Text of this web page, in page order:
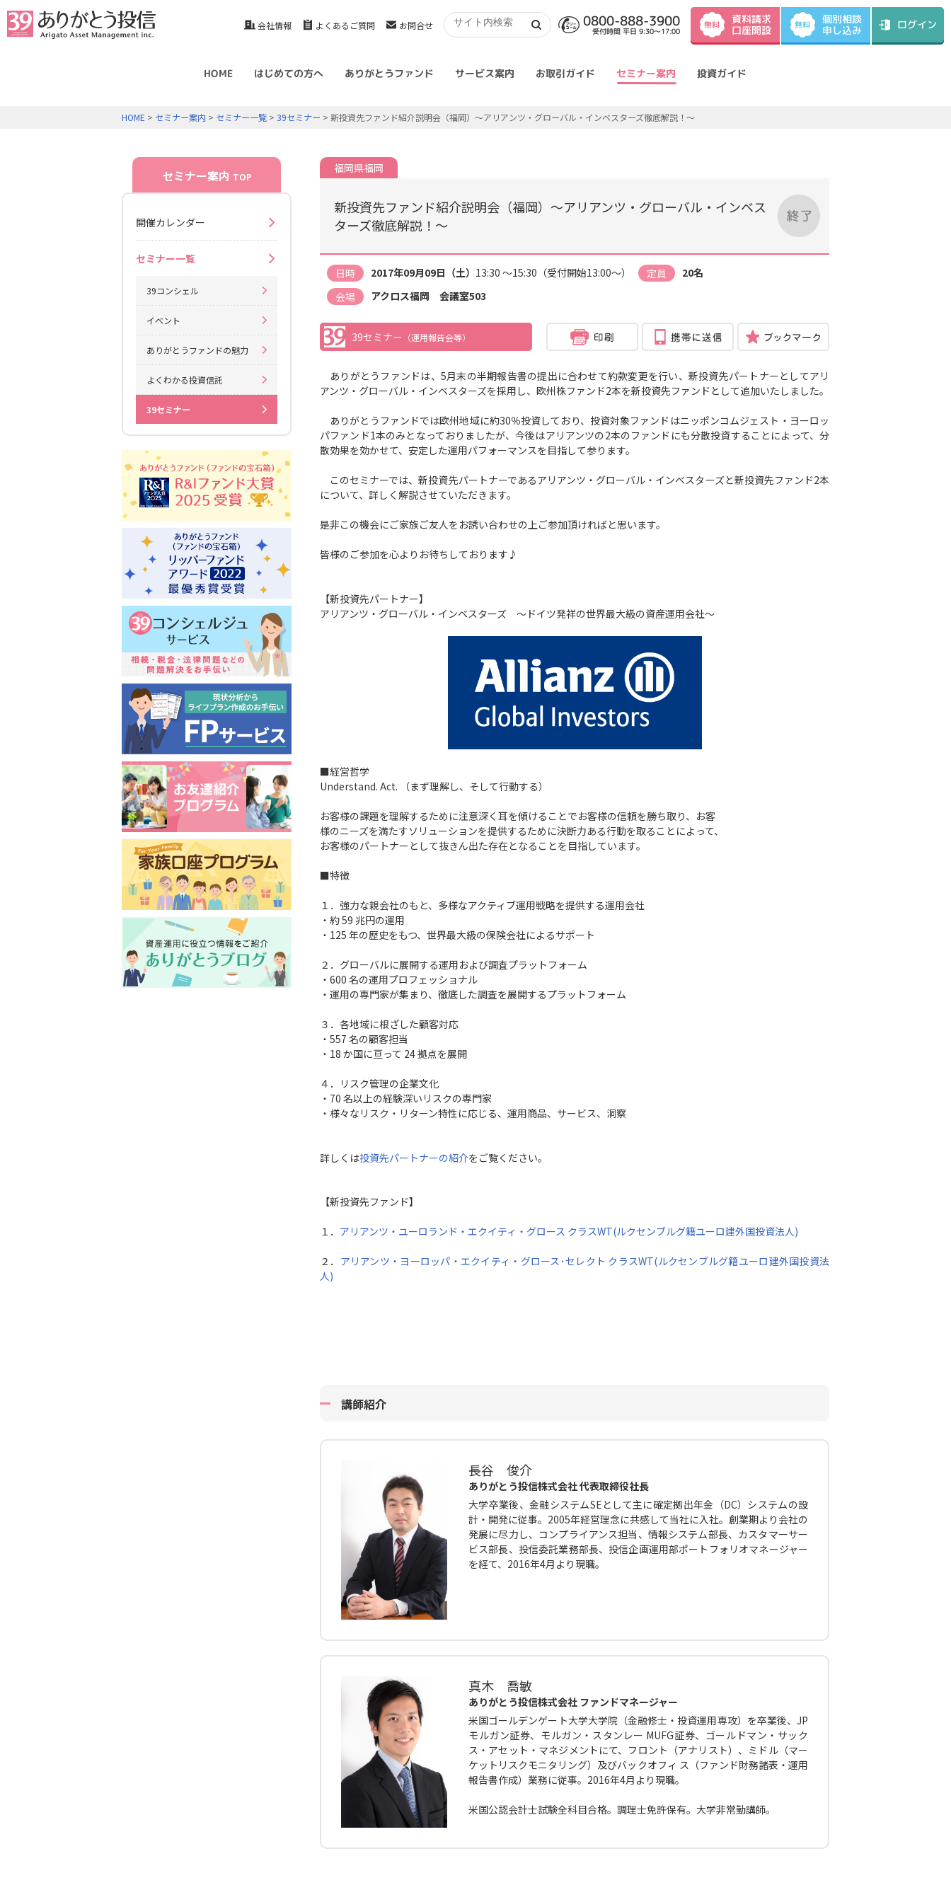
会社情報 よくあるご質問 お問合せ 0800-888-3900
受付時間 平日 9:30～17:00
無料 資料請求
口座開設 無料 個別相談
申し込み ログイン
HOME はじめての方へ ありがとうファンド サービス案内 お取引ガイド セミナー案内 投資ガイド
HOME > セミナー案内 > セミナー一覧 > 39セミナー > 新投資先ファンド紹介説明会（福岡）～アリアンツ・グローバル・インベスターズ徹底解説！～
福岡県福岡
新投資先ファンド紹介説明会（福岡）～アリアンツ・グローバル・インベス
ターズ徹底解説！～
日時 2017年09月09日（土） 13:30 ～15:30（受付開始13:00～） 定員
20名
会場
アクロス福岡 会議室503
39セミナー （運用報告会等）
ありがとうファンドは、5月末の半期報告書の提出に合わせて約款変更を行い、新投資先パートナーとしてアリ
アンツ・グローバル・インベスターズを採用し、欧州株ファンド2本を新投資先ファンドとして追加いたしました。
ありがとうファンドでは欧州地域に約30％投資しており、投資対象ファンドはニッポンコムジェスト・ヨーロッ
パファンド1本のみとなっておりましたが、今後はアリアンツの2本のファンドにも分散投資することによって、分
散効果を効かせて、安定した運用パフォーマンスを目指して参ります。
このセミナーでは、新投資先パートナーであるアリアンツ・グローバル・インベスターズと新投資先ファンド2本
について、詳しく解説させていただきます。
是非この機会にご家族ご友人をお誘い合わせの上ご参加頂ければと思います。
皆様のご参加を心よりお待ちしております♪
【新投資先パートナー】
アリアンツ・グローバル・インベスターズ ～ドイツ発祥の世界最大級の資産運用会社～
■経営哲学
Understand. Act. （まず理解し、そして行動する）
お客様の課題を理解するために注意深く耳を傾けることでお客様の信頼を勝ち取り、お客
様のニーズを満たすソリューションを提供するために決断力ある行動を取ることによって、
お客様のパートナーとして抜きん出た存在となることを目指しています。
■特徴
１．強力な親会社のもと、多様なアクティブ運用戦略を提供する運用会社
・約 59 兆円の運用
・125 年の歴史をもつ、世界最大級の保険会社によるサポート
２．グローバルに展開する運用および調査プラットフォーム
・600 名の運用プロフェッショナル
・運用の専門家が集まり、徹底した調査を展開するプラットフォーム
３．各地域に根ざした顧客対応
・557 名の顧客担当
・18 か国に亘って 24 拠点を展開
４．リスク管理の企業文化
・70 名以上の経験深いリスクの専門家
・様々なリスク・リターン特性に応じる、運用商品、サービス、洞察
詳しくは投資先パートナーの紹介をご覧ください。
【新投資先ファンド】
１． アリアンツ・ユーロランド・エクイティ・グロース クラスWT(ルクセンブルグ籍ユーロ建外国投資法人)
２． アリアンツ・ヨーロッパ・エクイティ・グロース･セレクト クラスWT(ルクセンブルグ籍ユーロ建外国投資法
人)
講師紹介
長谷 俊介
ありがとう投信株式会社 代表取締役社長
大学卒業後、金融システムSEとして主に確定拠出年金（DC）システムの設
計・開発に従事。2005年経営理念に共感して当社に入社。創業期より会社の
発展に尽力し、コンプライアンス担当、情報システム部長、カスタマーサー
ビス部長、投信委託業務部長、投信企画運用部ポートフォリオマネージャー
を経て、2016年4月より現職。
真木 喬敏
ありがとう投信株式会社 ファンドマネージャー
米国ゴールデンゲート大学大学院（金融修士・投資運用専攻）を卒業後、JP
モルガン証券、モルガン・スタンレー MUFG証券、ゴールドマン・サック
ス・アセット・マネジメントにて、フロント（アナリスト）、ミドル（マー
ケットリスクモニタリング）及びバックオフィ ス（ファンド財務諸表・運用
報告書作成）業務に従事。2016年4月より現職。
米国公認会計士試験全科目合格。調理士免許保有。大学非常勤講師。
セミナー案内 TOP
開催カレンダー
セミナー一覧
39コンシェル
イベント
ありがとうファンドの魅力
よくわかる投資信託
39セミナー